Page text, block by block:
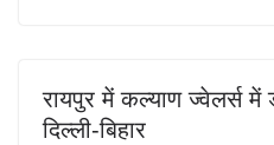
रायपुर में कल्याण ज्वेलर्स
दिल्ली-बिहार